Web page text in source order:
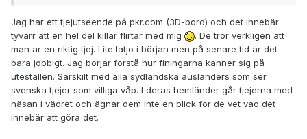
Jag har ett tjejutseende på pkr.com (3D-bord) och det innebär
tyvärr att en hel del killar flirtar med mig
. De tror verkligen att
man är en riktig tjej. Lite latjo i början men på senare tid är det
bara jobbigt. Jag börjar förstå hur finingarna känner sig på
uteställen. Särskilt med alla sydländska ausländers som ser
svenska tjejer som villiga våp. I deras hemländer går tjejerna med
näsan i vädret och ägnar dem inte en blick för de vet vad det
innebär att göra det.